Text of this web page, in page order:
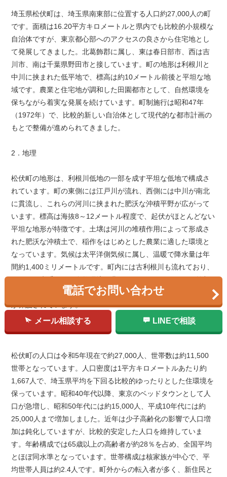
埼玉県松伏町は、埼玉県南東部に位置する人口約27,000人の町
です。面積は16.20平方キロメートルと県内でも比較的小規模な
自治体ですが、東京都心部へのアクセスの良さから住宅地とし
て発展してきました。北葛飾郡に属し、東は春日部市、西は吉
川市、南は千葉県野田市と接しています。町の地形は利根川と
中川に挟まれた低平地で、標高は約10メートル前後と平坦な地
域です。農業と住宅地が調和した田園都市として、自然環境を
保ちながら着実な発展を続けています。町制施行は昭和47年
（1972年）で、比較的新しい自治体として現代的な都市計画の
もとで整備が進められてきました。
2．地理
松伏町の地形は、利根川低地の一部を成す平坦な低地で構成さ
れています。町の東側には江戸川が流れ、西側には中川が南北
に貫流し、これらの河川に挟まれた肥沃な沖積平野が広がって
います。標高は海抜8～12メートル程度で、起伏がほとんどない
平坦な地形が特徴です。土壌は河川の堆積作用によって形成さ
れた肥沃な沖積土で、稲作をはじめとした農業に適した環境と
なっています。気候は太平洋側気候に属し、温暖で降水量は年
間約1,400ミリメートルです。町内には古利根川も流れており、
これらの水系が町の自然環境を豊かにしています。また、首都
圏近郊緑地保全区域に指定された区域もあり、貴重な自然環境
が保護されています。
3．人口
松伏町の人口は令和5年現在で約27,000人、世帯数は約11,500
世帯となっています。人口密度は1平方キロメートルあたり約
1,667人で、埼玉県平均を下回る比較的ゆったりとした住環境を
保っています。昭和40年代以降、東京のベッドタウンとして人
口が急増し、昭和50年代には約15,000人、平成10年代には約
25,000人まで増加しました。近年は少子高齢化の影響で人口増
加は鈍化していますが、比較的安定した人口を維持していま
す。年齢構成では65歳以上の高齢者が約28％を占め、全国平均
とほぼ同水準となっています。世帯構成は核家族が中心で、平
均世帯人員は約2.4人です。町外からの転入者が多く、新住民と
電話でお問い合わせ
メール相談する LINEで相談